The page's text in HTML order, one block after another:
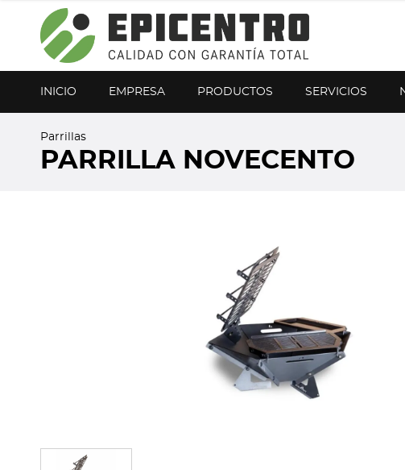
¿Olvidó su contraseña?
INICIO EMPRESA PRODUCTOS SERVICIOS
Parrillas
PARRILLA NOVECENTO